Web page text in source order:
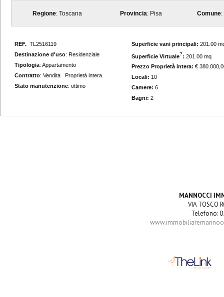
Regione: Toscana Provincia: Pisa Comune
REF. TL2516119
Destinazione d'uso: Residenziale
Tipologia: Appartamento
Contratto: Vendita Proprietà intera
Stato manutenzione: ottimo
Superficie vani principali: 201.00
Superficie Virtuale? : 201.00 mq
Prezzo Proprietà intera: €
Locali: 10
Camere: 6
Bagni: 2
MANNOCCI
VIA TOSCO
Telefono: